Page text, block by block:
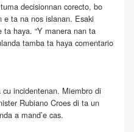
decisionnan corecto, bo
e ta na nos islanan. Esaki
ta haya. “Y manera nan ta
tamba ta haya comentario
incidentenan. Miembro di
Rubiano Croes di ta un
a mand’e cas.